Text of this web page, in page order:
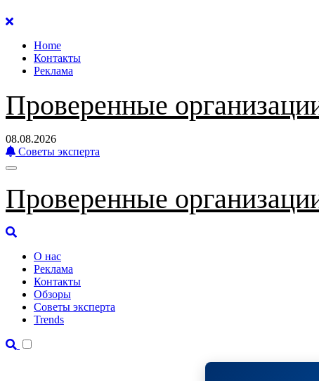
Перейти
содержанию
Home
Контакты
Реклама
Проверенные
08.08.2026
Советы эксперта
Проверенные
О нас
Реклама
Контакты
Обзоры
Советы эксперта
Trends